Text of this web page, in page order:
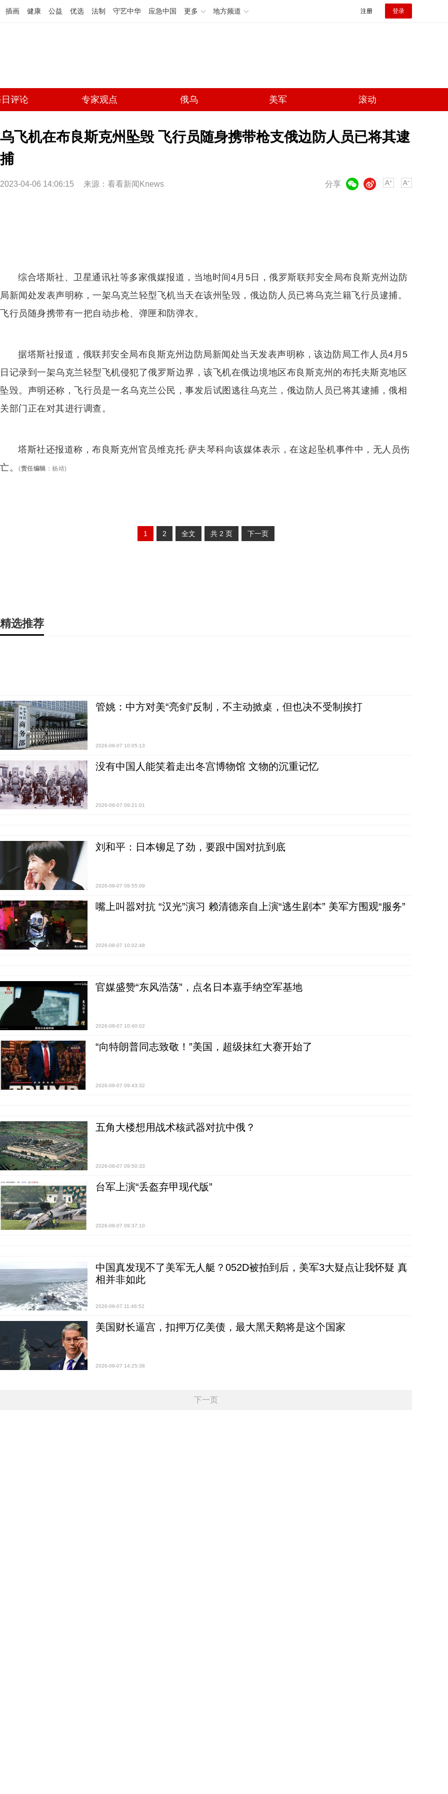
插画 健康 公益 优选 法制 守艺中华 应急中国 更多 地方频道 注册 登录
评论 专家观点 俄乌 美军 滚动
乌飞机在布良斯克州坠毁 飞行员随身携带枪支俄边防人员已将其逮
捕
2023-04-06 14:06:15 来源：看看新闻Knews 分享
微博
综合塔斯社、卫星通讯社等多家俄媒报道，当地时间4月5日，俄罗斯联邦安全局布良斯克州边防
局新闻处发表声明称，一架乌克兰轻型飞机当天在该州坠毁，俄边防人员已将乌克兰籍飞行员逮捕。
飞行员随身携带有一把自动步枪、弹匣和防弹衣。
据塔斯社报道，俄联邦安全局布良斯克州边防局新闻处当天发表声明称，该边防局工作人员4月5
日记录到一架乌克兰轻型飞机侵犯了俄罗斯边界，该飞机在俄边境地区布良斯克州的布托夫斯克地区
坠毁。声明还称，飞行员是一名乌克兰公民，事发后试图逃往乌克兰，俄边防人员已将其逮捕，俄相
关部门正在对其进行调查。
塔斯社还报道称，布良斯克州官员维克托·萨夫琴科向该媒体表示，在这起坠机事件中，无人员伤
亡。
(责任编辑 ： 杨靖)
1 2 全文 共 2 页 下一页
精选推荐
管姚：中方对美“亮剑”反制，不主动掀桌，但也决不受制挨打
2026-08-07 10:05:13
没有中国人能笑着走出冬宫博物馆 文物的沉重记忆
2026-08-07 09:21:01
刘和平：日本铆足了劲，要跟中国对抗到底
2026-08-07 09:55:09
嘴上叫嚣对抗 “汉光”演习 赖清德亲自上演“逃生剧本” 美军方围观“服务”
2026-08-07 10:02:48
官媒盛赞“东风浩荡”，点名日本嘉手纳空军基地
2026-08-07 10:40:02
“向特朗普同志致敬！”美国，超级抹红大赛开始了
2026-08-07 09:43:32
五角大楼想用战术核武器对抗中俄？
2026-08-07 09:50:33
台军上演“丢盔弃甲现代版”
2026-08-07 09:37:10
中国真发现不了美军无人艇？052D被拍到后，美军3大疑点让我怀疑 真
相并非如此
2026-08-07 11:46:52
美国财长逼宫，扣押万亿美债，最大黑天鹅将是这个国家
2026-08-07 14:25:38
下一页